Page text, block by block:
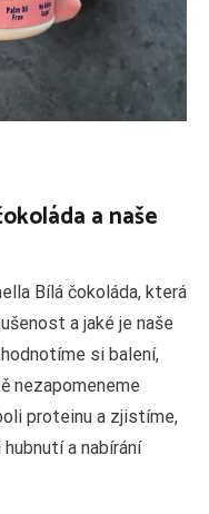
a naše
Bílá čokoláda, která
a jaké je naše
si balení,
nezapomeneme
proteinu a zjistíme,
a nabírání